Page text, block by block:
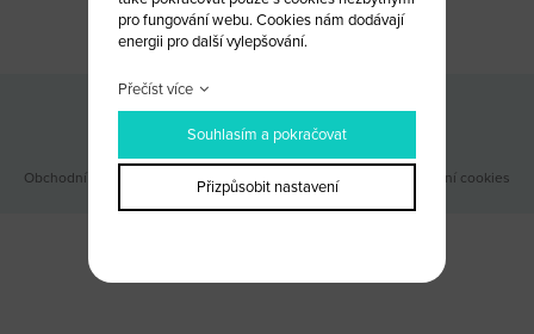
Obchodní podmínky Webové stránky ©2026 PANKREA Nastavení cookies
pro fungování webu. Cookies nám dodávají
energii pro další vylepšování.
Přečíst více
Souhlasím a pokračovat
Přizpůsobit nastavení